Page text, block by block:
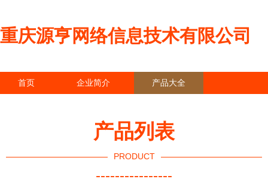
重庆源亨网络信息技术有限公司
首页 企业简介 产品大全
产品列表
PRODUCT
----------------